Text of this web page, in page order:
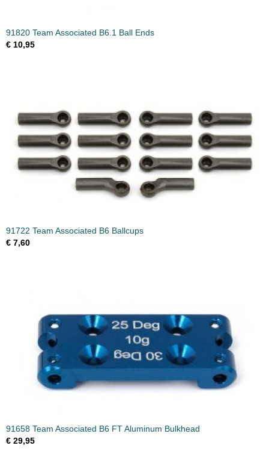
91820 Team Associated B6.1 Ball Ends
€ 10,95
91722 Team Associated B6 Ballcups
€ 7,60
91658 Team Associated B6 FT Aluminum Bulkhead
€ 29,95